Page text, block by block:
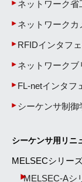
ネットワーク省
ネットワークカ
RFIDインタフ
ネットワークブ
FL-netインタフ
シーケンサ制
シーケンサ用リニ
MELSECシリー
MELSEC-Aシ